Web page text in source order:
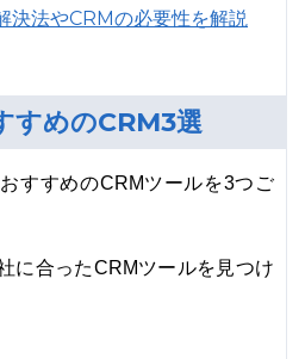
決法やCRMの必要性を解説
すめのCRM3選
すすめのCRMツールを3つご
に合ったCRMツールを見つけ